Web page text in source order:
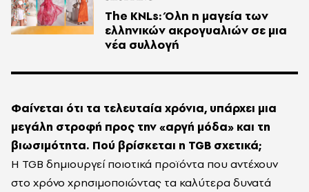
The KNLs: Όλη η μαγεία των
ελληνικών ακρογυαλιών σε μια
νέα συλλογή
Φαίνεται ότι τα τελευταία χρόνια, υπάρχει μια
μεγάλη στροφή προς την «αργή μόδα» και τη
βιωσιμότητα. Πού βρίσκεται η TGB σχετικά;
Η TGB δημιουργεί ποιοτικά προϊόντα που αντέχουν
στο χρόνο χρησιμοποιώντας τα καλύτερα δυνατά